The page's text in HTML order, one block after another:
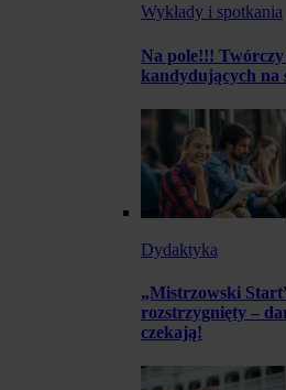
Wykłady i spotkania
Na pole!!!
kandydujących na
Dydaktyka
„Mistrzowski
rozstrzygnięty –
czekają!